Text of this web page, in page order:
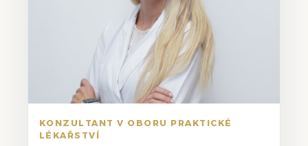
KONZULTANT V OBORU PRAKTICKÉ
LÉKAŘSTVÍ